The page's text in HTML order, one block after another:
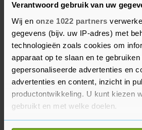
Verantwoord gebruik van uw
Wij en onze 1022 partners
gegevens (bijv. uw IP-adres) met
technologieën zoals cookies om
apparaat op te slaan en te
gepersonaliseerde advertenties en
advertenties en content, inzicht in
productontwikkeling. U kunt kiezen
gebruikt en met welke doelen.